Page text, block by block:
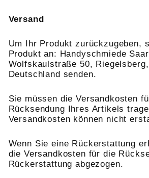
Versand
Um Ihr Produkt zurückzugeben,
Produkt an: Handyschmiede
Wolfskaulstraße 50,
Deutschland senden.
Sie müssen die Versandkosten
Rücksendung Ihres Artikels
Versandkosten können nicht
Wenn Sie eine Rückerstattung
die Versandkosten für die
Rückerstattung abgezogen.